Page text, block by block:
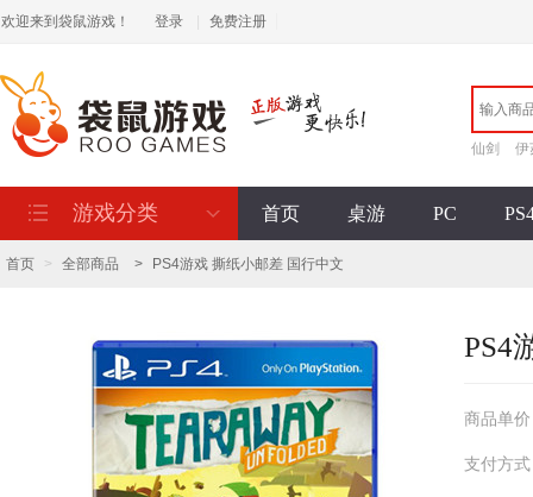
欢迎来到袋鼠游戏！ 登录 免费注册
仙剑 伊
游戏分类 首页 桌游 PC
首页 > 全部商品 > PS4游戏 撕纸小邮差 国行中文
PS4
商品单
支付方